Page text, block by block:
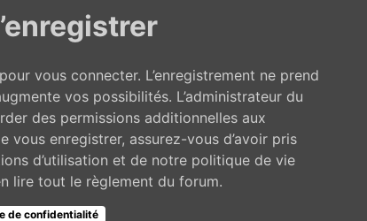
vous connecter. L’enregistrement ne prend
vos possibilités. L’administrateur du
des permissions additionnelles aux
vous enregistrer, assurez-vous d’avoir pris
d’utilisation et de notre politique de vie
lire tout le règlement du forum.
de confidentialité